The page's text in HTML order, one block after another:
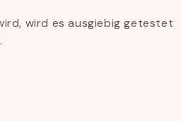
wird es ausgiebig getestet